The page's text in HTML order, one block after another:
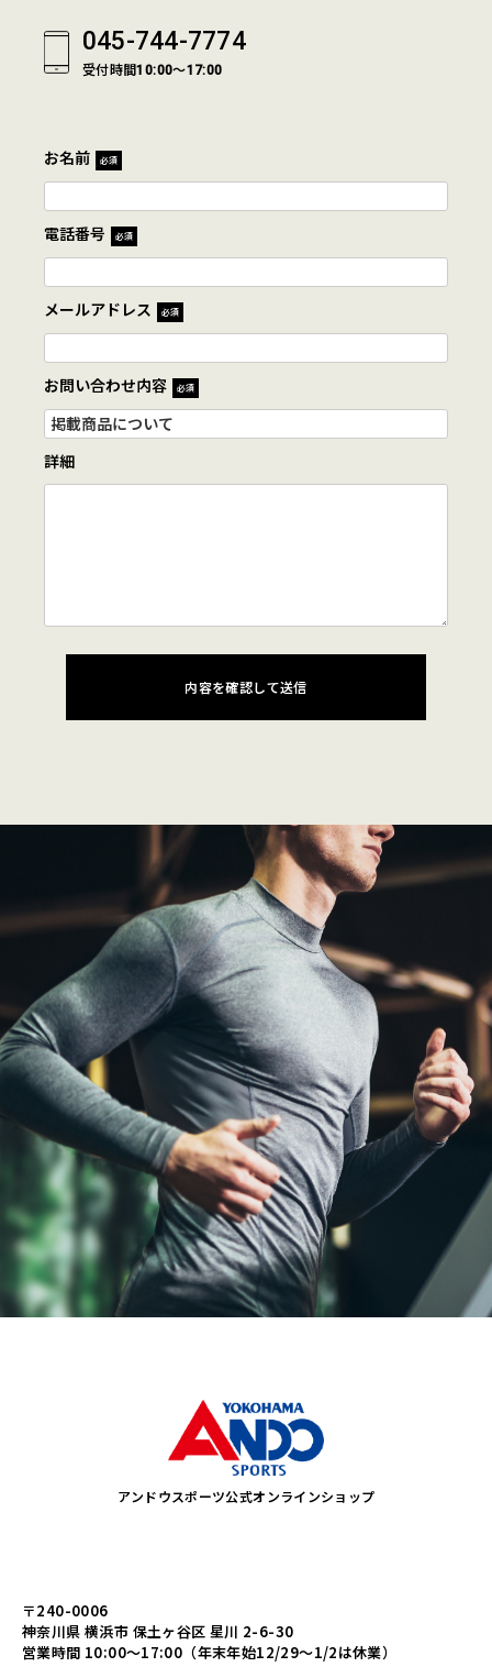
045-744-7774
受付時間10:00～17:00
お名前 必須
電話番号 必須
メールアドレス 必須
お問い合わせ内容 必須
詳細
アンドウスポーツ公式オンラインショップ
〒240-0006
神奈川県 横浜市 保土ヶ谷区 星川 2-6-30
営業時間 10:00～17:00（年末年始12/29～1/2は休業）